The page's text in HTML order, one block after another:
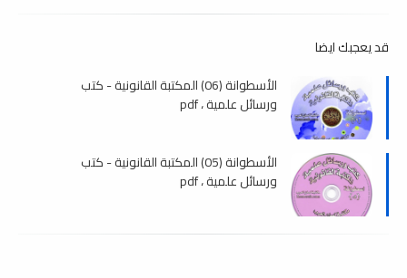
قد يعجبك ايضا
الأسطوانة (06) المكتبة القانونية - كتب
ورسائل علمية ، pdf
الأسطوانة (05) المكتبة القانونية - كتب
ورسائل علمية ، pdf